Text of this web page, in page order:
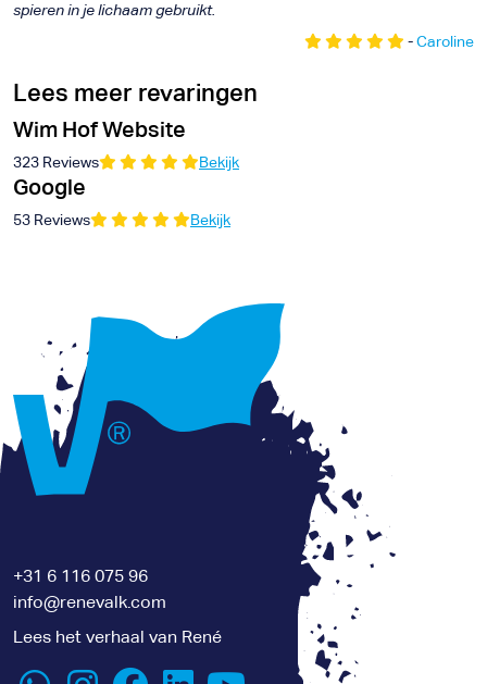
spieren in je lichaam gebruikt.
-Caroline
Lees meer revaringen
Wim Hof Website
323 Reviews Bekijk
Google
53 Reviews Bekijk
+31 6 116 075 96
info@renevalk.com
Lees het verhaal van René